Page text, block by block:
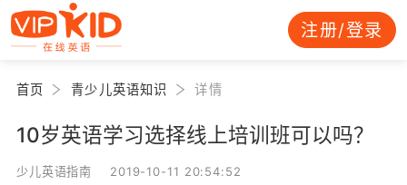
注册/登录
首页 青少儿英语知识 详情
10岁英语学习选择线上培训班可以吗？
少儿英语指南 2019-10-11 20:54:52